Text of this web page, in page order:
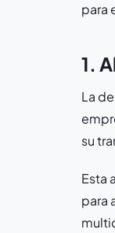
para
1.
La
su
Esta
para